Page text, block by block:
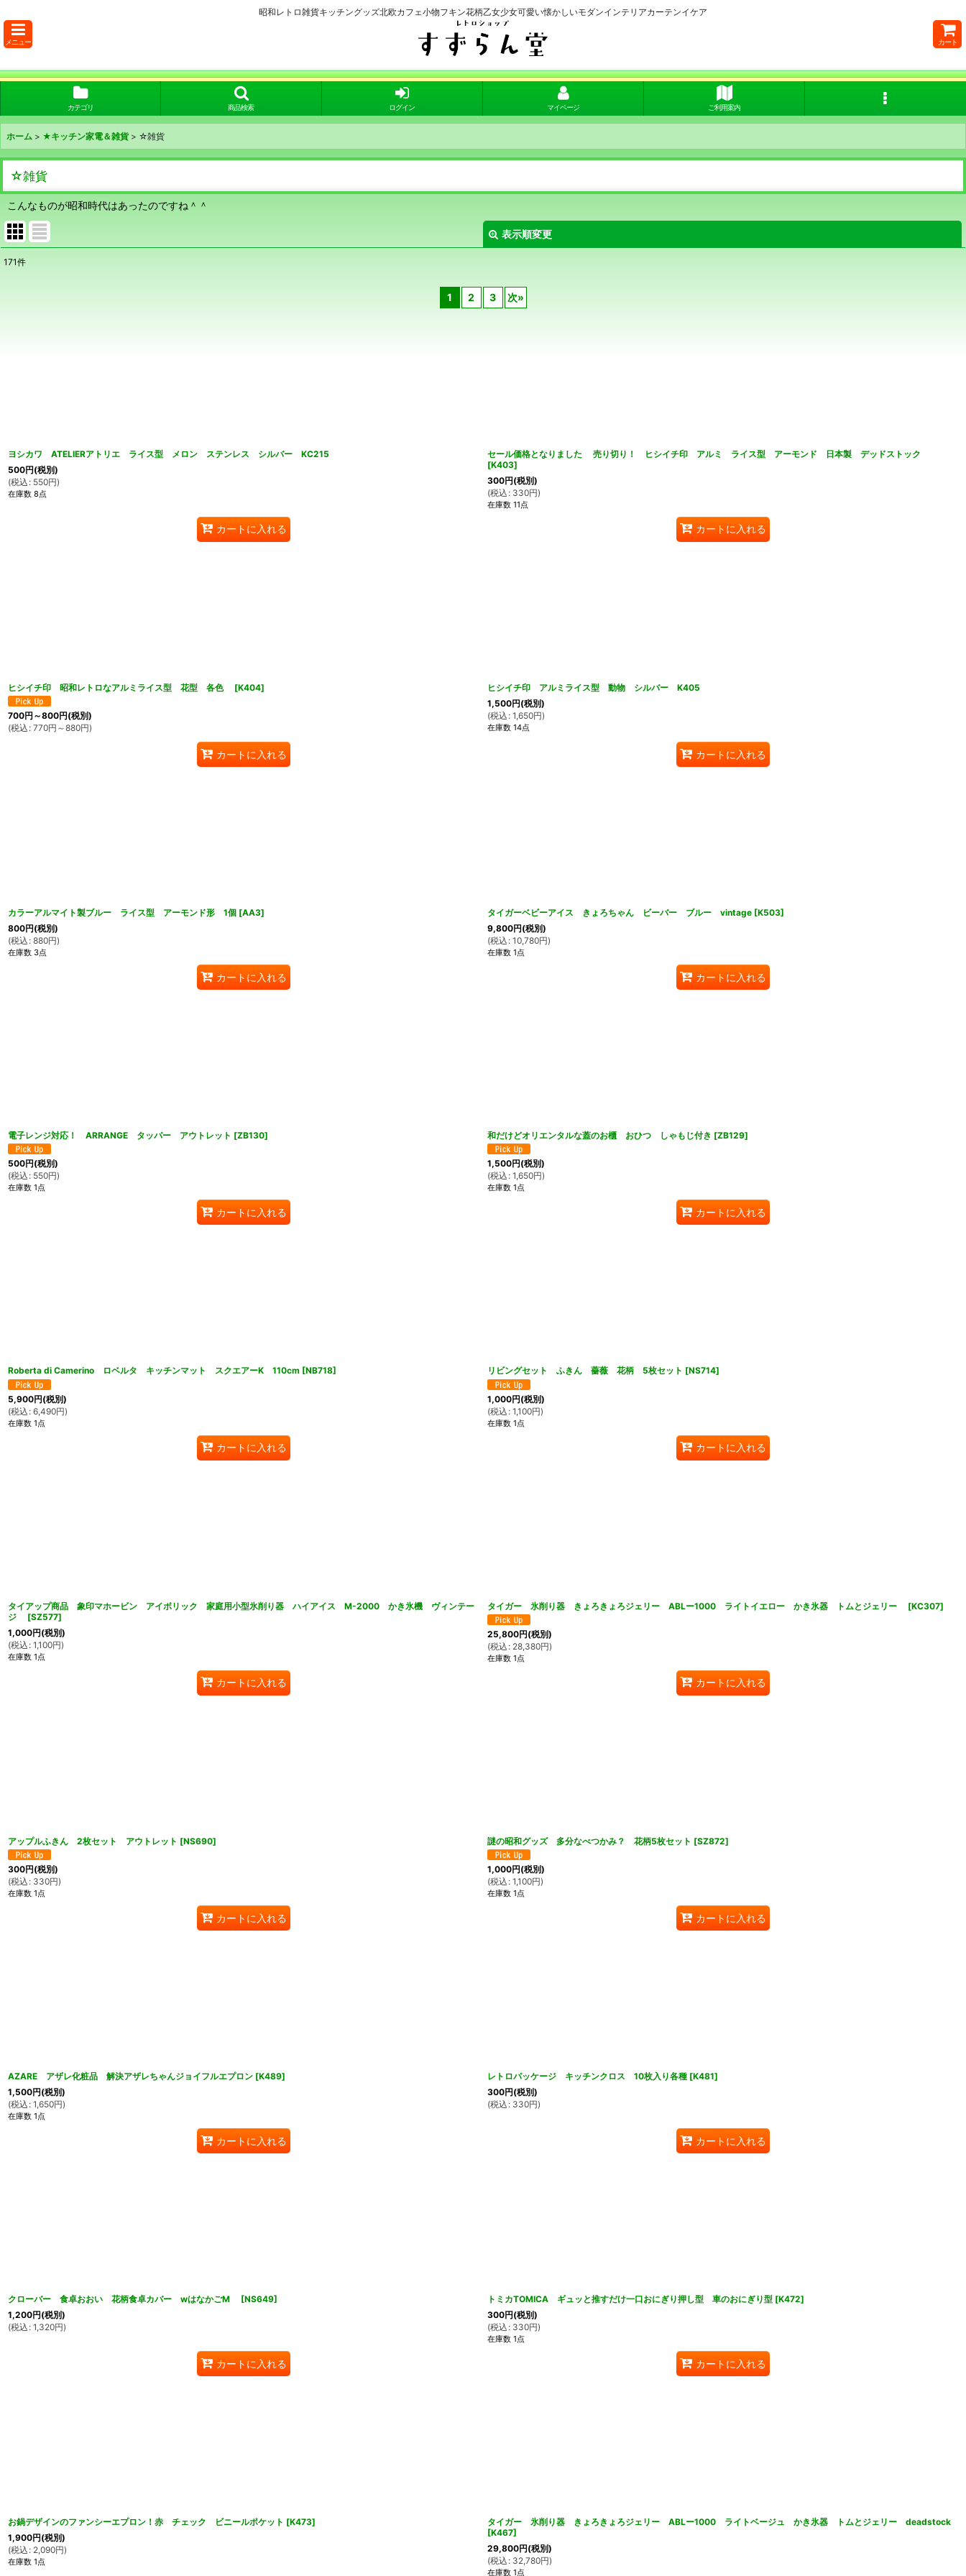
昭和レトロ雑貨キッチングッズ北欧カフェ小物フキン花柄乙女少女可愛い懐かしいモダンインテリアカーテンイケア
メニュー カート
カテゴリ 商品検索 ログイン マイページ ご利用案内
ホーム > ★キッチン家電＆雑貨 > ☆雑貨
☆雑貨
こんなものが昭和時代はあったのですね＾＾
表示順変更
171件
1 2 3 次»
ヨシカワ ATELIERアトリエ ライス型 メロン ステンレス シルバー KC215
500円(税別)
(税込 : 550円)
在庫数 8点
カートに入れる
セール価格となりました 売り切り！ ヒシイチ印 アルミ ライス型 アーモンド 日本製 デッドストック
[K403]
300円(税別)
(税込 : 330円)
在庫数 11点
カートに入れる
ヒシイチ印 昭和レトロなアルミライス型 花型 各色 [K404]
700円 ～800円(税別)
(税込 : 770円 ～880円)
カートに入れる
ヒシイチ印 アルミライス型 動物 シルバー K405
1,500円(税別)
(税込 : 1,650円)
在庫数 14点
カートに入れる
カラーアルマイト製ブルー ライス型 アーモンド形 1個 [AA3]
800円(税別)
(税込 : 880円)
在庫数 3点
カートに入れる
タイガーベビーアイス きょろちゃん ビーバー ブルー vintage [K503]
9,800円(税別)
(税込 : 10,780円)
在庫数 1点
カートに入れる
電子レンジ対応！ ARRANGE タッパー アウトレット [ZB130]
500円(税別)
(税込 : 550円)
在庫数 1点
カートに入れる
和だけどオリエンタルな蓋のお櫃 おひつ しゃもじ付き [ZB129]
1,500円(税別)
(税込 : 1,650円)
在庫数 1点
カートに入れる
Roberta di Camerino ロベルタ キッチンマット スクエアーK 110cm [NB718]
5,900円(税別)
(税込 : 6,490円)
在庫数 1点
カートに入れる
リビングセット ふきん 薔薇 花柄 5枚セット [NS714]
1,000円(税別)
(税込 : 1,100円)
在庫数 1点
カートに入れる
タイアップ商品 象印マホービン アイボリック 家庭用小型氷削り器 ハイアイス M-2000 かき氷機 ヴィンテー
ジ
[SZ577]
1,000円(税別)
(税込 : 1,100円)
在庫数 1点
カートに入れる
タイガー 氷削り器 きょろきょろジェリー ABLー1000 ライトイエロー かき氷器 トムとジェリー [KC307]
25,800円(税別)
(税込 : 28,380円)
在庫数 1点
カートに入れる
アップルふきん 2枚セット アウトレット [NS690]
300円(税別)
(税込 : 330円)
在庫数 1点
カートに入れる
謎の昭和グッズ 多分なべつかみ？ 花柄5枚セット [SZ872]
1,000円(税別)
(税込 : 1,100円)
在庫数 1点
カートに入れる
AZARE アザレ化粧品 解決アザレちゃんジョイフルエプロン [K489]
1,500円(税別)
(税込 : 1,650円)
在庫数 1点
カートに入れる
レトロパッケージ キッチンクロス 10枚入り各種 [K481]
300円(税別)
(税込 : 330円)
カートに入れる
クローバー 食卓おおい 花柄食卓カバー wはなかごM [NS649]
1,200円(税別)
(税込 : 1,320円)
カートに入れる
トミカTOMICA ギュッと推すだけ一口おにぎり押し型 車のおにぎり型 [K472]
300円(税別)
(税込 : 330円)
在庫数 1点
カートに入れる
お鍋デザインのファンシーエプロン！赤 チェック ビニールポケット [K473]
1,900円(税別)
(税込 : 2,090円)
在庫数 1点
タイガー 氷削り器 きょろきょろジェリー ABLー1000 ライトベージュ かき氷器 トムとジェリー deadstock
[K467]
29,800円(税別)
(税込 : 32,780円)
在庫数 1点